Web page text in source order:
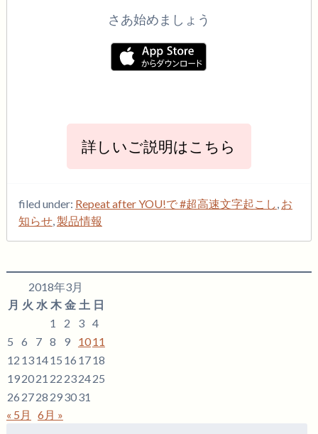
さあ始めましょう
詳しいご説明はこちら
filed under: Repeat after YOU!で #超高速文字起こし
お
知らせ, 製品情報
2018年3月
月 火 水 木 金 土 日
1
2 3 4
5
6 7 8 9 1011
12 131415 16 1718
192021 22 232425
26 2728 293031
« 5月
6月 »